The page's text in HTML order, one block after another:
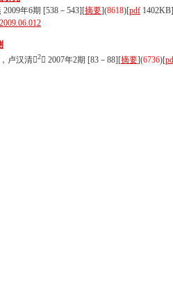
年6期 [538－543][摘要](8618)[pdf 1402KB]
，卢汉清2 2007年2期 [83－88][摘要](6736)[